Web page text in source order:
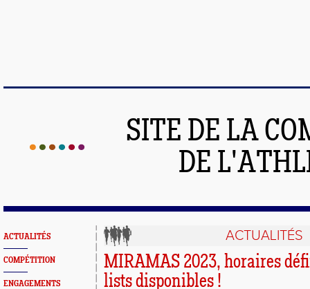
SITE DE LA
DE
ACTUALITÉS
COMPÉTITION
ENGAGEMENTS
ACTUALITÉS
MIRAMAS 2023, horaires
lists disponibles !